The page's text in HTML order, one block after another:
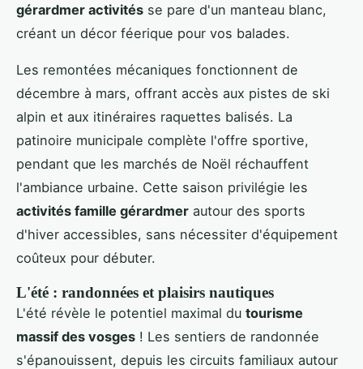
gérardmer activités se pare d'un manteau blanc,
créant un décor féerique pour vos balades.
Les remontées mécaniques fonctionnent de
décembre à mars, offrant accès aux pistes de ski
alpin et aux itinéraires raquettes balisés. La
patinoire municipale complète l'offre sportive,
pendant que les marchés de Noël réchauffent
l'ambiance urbaine. Cette saison privilégie les
activités famille gérardmer autour des sports
d'hiver accessibles, sans nécessiter d'équipement
coûteux pour débuter.
L'été : randonnées et plaisirs nautiques
L'été révèle le potentiel maximal du tourisme
massif des vosges ! Les sentiers de randonnée
s'épanouissent, depuis les circuits familiaux autour